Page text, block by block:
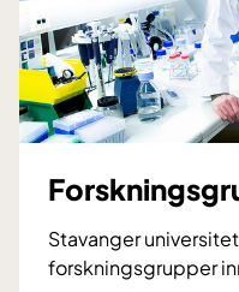
Stavanger
forskningsgrupper